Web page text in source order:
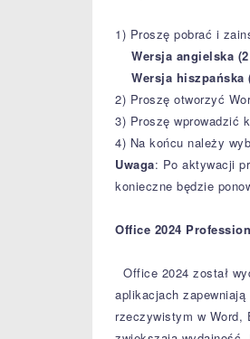
1) Proszę pobrać i
Wersja angielska
Wersja hiszpańska
2) Proszę otworzyć
3) Proszę wprowadzić
4) Na końcu należy
Uwaga: Po aktywacji
konieczne będzie
Office 2024
Office 2024 został
aplikacjach
rzeczywistym w Word,